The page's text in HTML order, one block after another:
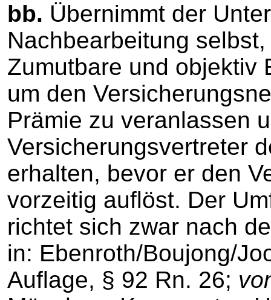
bb. Übernimmt der
Nachbearbeitung
Zumutbare und objektiv
um den
Prämie zu veranlassen
Versicherungsvertreter
erhalten, bevor er den
vorzeitig auflöst. Der
richtet sich zwar nach
in: Ebenroth/Boujong/
Auflage, § 92 Rn. 26;